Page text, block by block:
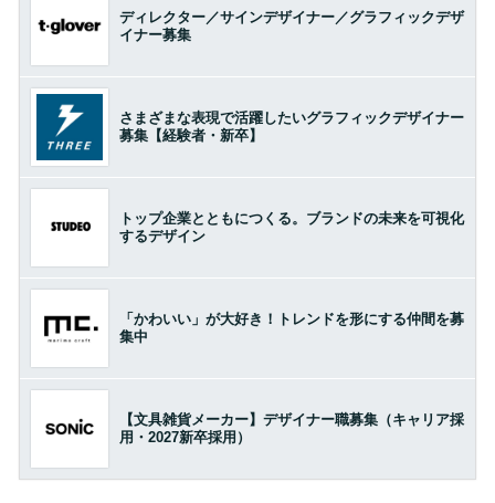
ディレクター／サインデザイナー／グラフィックデザ
イナー募集
さまざまな表現で活躍したいグラフィックデザイナー
募集【経験者・新卒】
トップ企業とともにつくる。ブランドの未来を可視化
するデザイン
「かわいい」が大好き！トレンドを形にする仲間を募
集中
【文具雑貨メーカー】デザイナー職募集（キャリア採
用・2027新卒採用）